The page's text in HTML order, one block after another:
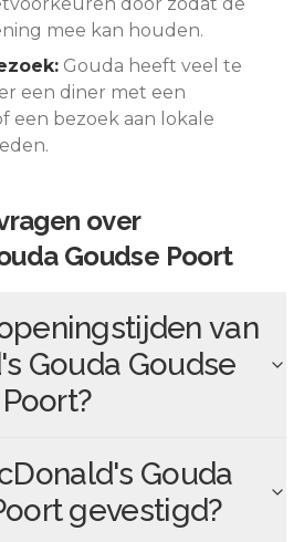
mee kan houden.
Gouda heeft veel te
een diner met een
een bezoek aan lokale
over
Goudse Poort
van
Gouda Goudse
Poort?
Gouda
gevestigd?